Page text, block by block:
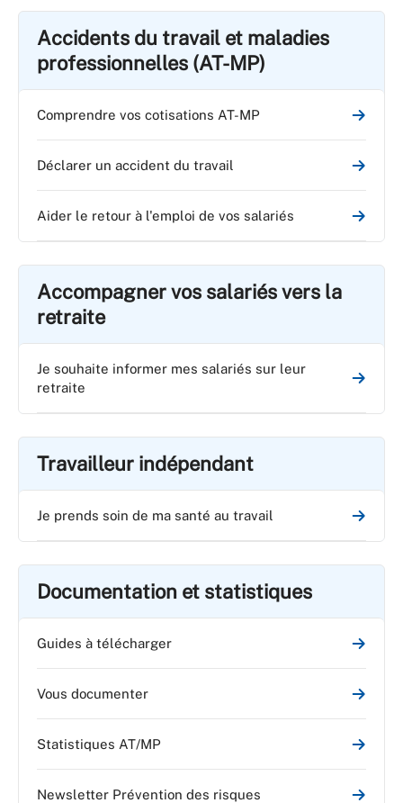
Accidents du travail et maladies
professionnelles (AT-MP)
Comprendre vos cotisations AT-MP
Déclarer un accident du travail
Aider le retour à l'emploi de vos salariés
Accompagner vos salariés vers la
retraite
Je souhaite informer mes salariés sur leur
retraite
Travailleur indépendant
Je prends soin de ma santé au travail
Documentation et statistiques
Guides à télécharger
Vous documenter
Statistiques AT/MP
Newsletter Prévention des risques